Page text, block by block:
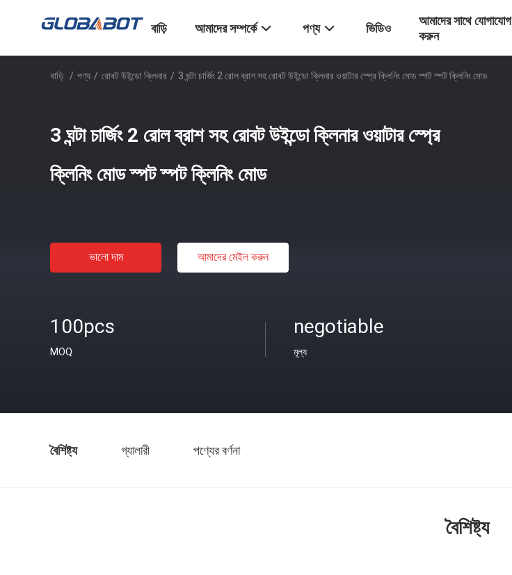
বাড়ি আমাদের সম্পর্কে পণ্য ভিডিও
আমাদের সাথে যোগাযোগ
করুন
বাড়ি / পণ্য / রোবট উইন্ডো ক্লিনার / 3 ঘন্টা চার্জিং 2 রোল ব্রাশ সহ রোবট উইন্ডো ক্লিনার ওয়াটার স্প্রে ক্লিনিং মোড স্পট স্পট ক্লিনিং মোড
3 ঘন্টা চার্জিং 2 রোল ব্রাশ সহ রোবট উইন্ডো ক্লিনার ওয়াটার স্প্রে
ক্লিনিং মোড স্পট স্পট ক্লিনিং মোড
ভালো দাম আমাদের মেইল ​​করুন
100pcs
MOQ
negotiable
মূল্য
বৈশিষ্ট্য গ্যালারী পণ্যের বর্ণনা
বৈশিষ্ট্য